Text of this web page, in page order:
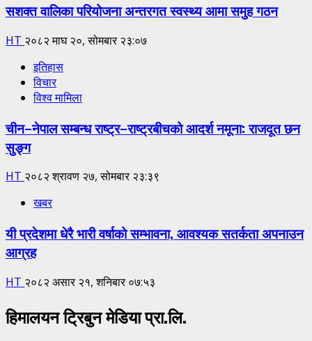
सशक्त वालिका परियोजना अन्तरगत स्वस्थ्य आमा समुह गठन
HT २०८२ माघ २०, सोमबार २३:०७
इतिहास
विचार
विश्व मामिला
चीन–नेपाल सम्बन्ध राष्ट्र–राष्ट्रबीचको आदर्श नमूना: राजदूत छन
सुङ्ग
HT २०८२ श्रावण २७, सोमबार २३:३९
खबर
यी प्रदेशमा धेरै भारी वर्षाको सम्भावना, आवश्यक सतर्कता अपनाउन
आग्रह
HT २०८२ असार २१, शनिबार ०७:५३
हिमालयन ट्रिबुन मेडिया प्रा.लि.